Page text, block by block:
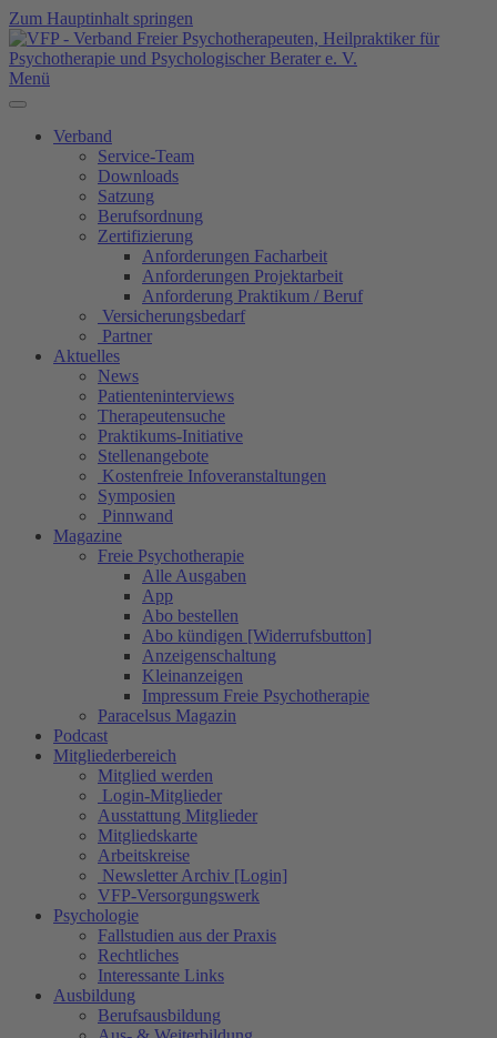
Zum Hauptinhalt springen
Menü
Verband
Service-Team
Downloads
Satzung
Berufsordnung
Zertifizierung
Anforderungen Facharbeit
Anforderungen Projektarbeit
Anforderung Praktikum / Beruf
Versicherungsbedarf
Partner
Aktuelles
News
Patienteninterviews
Therapeutensuche
Praktikums-Initiative
Stellenangebote
Kostenfreie Infoveranstaltungen
Symposien
Pinnwand
Magazine
Freie Psychotherapie
Alle Ausgaben
App
Abo bestellen
Abo kündigen [Widerrufsbutton]
Anzeigenschaltung
Kleinanzeigen
Impressum Freie Psychotherapie
Paracelsus Magazin
Podcast
Mitgliederbereich
Mitglied werden
Login-Mitglieder
Ausstattung Mitglieder
Mitgliedskarte
Arbeitskreise
Newsletter Archiv [Login]
VFP-Versorgungswerk
Psychologie
Fallstudien aus der Praxis
Rechtliches
Interessante Links
Ausbildung
Berufsausbildung